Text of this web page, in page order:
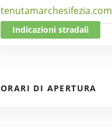
tenutamarchesifezia.com
Indicazioni stradali
ORARI DI APERTURA